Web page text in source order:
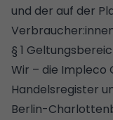
und der auf der
§ 1
Wir – die Impleco
Handelsregister
Berlin-